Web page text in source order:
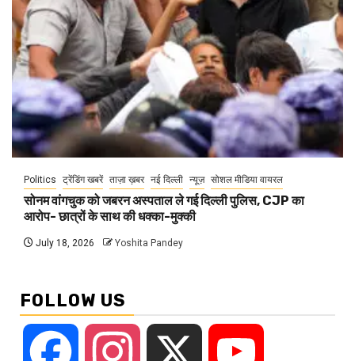
Politics ट्रेंडिंग खबरें ताज़ा ख़बर नई दिल्ली न्यूज़ सोशल मीडिया वायरल
सोनम वांगचुक को जबरन अस्पताल ले गई दिल्ली पुलिस, CJP का
आरोप- छात्रों के साथ की धक्का-मुक्की
July 18, 2026 Yoshita Pandey
FOLLOW US
Facebook Instagram